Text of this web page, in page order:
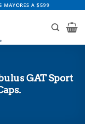
MAYORES A $599
GAT Sport